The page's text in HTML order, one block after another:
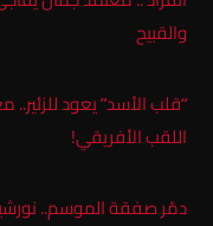
والقبيح
“قلب الأسد” يعود
اللقب الأفريقي!
دمّر صفقة الموسم..